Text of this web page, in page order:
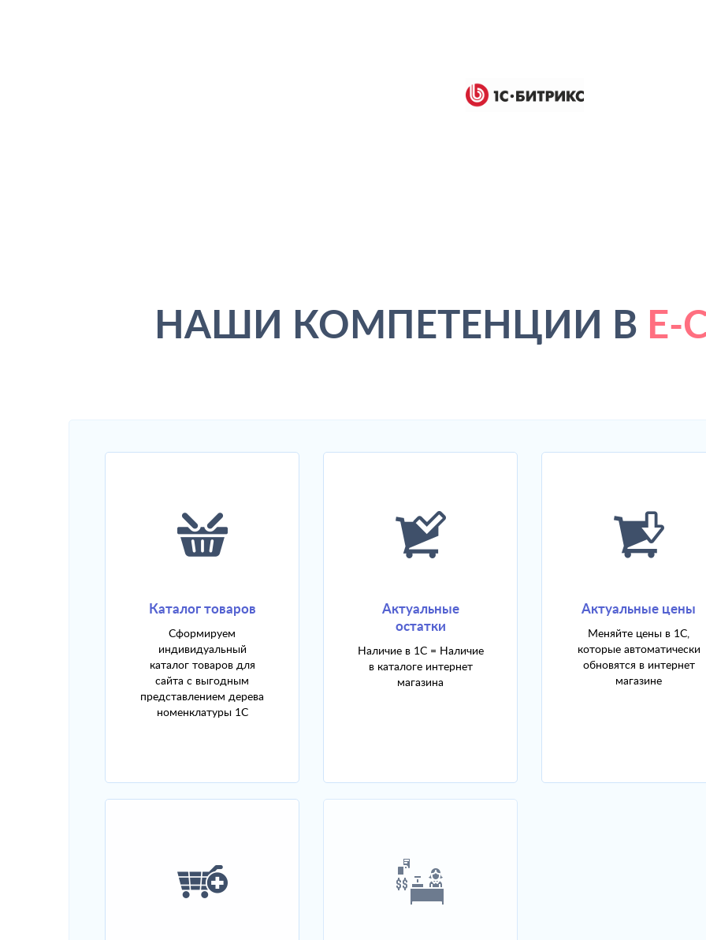
НАШИ КОМПЕТЕНЦИИ В E-
Каталог товаров
Сформируем
индивидуальный
каталог товаров для
сайта с выгодным
представлением дерева
номенклатуры 1С
Актуальные
остатки
Наличие в 1С = Наличие
в каталоге интернет
магазина
Актуальные цены
Меняйте цены в 1С,
которые автоматически
обновятся в интернет
магазине